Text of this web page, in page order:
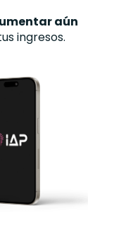
aún
ingresos.